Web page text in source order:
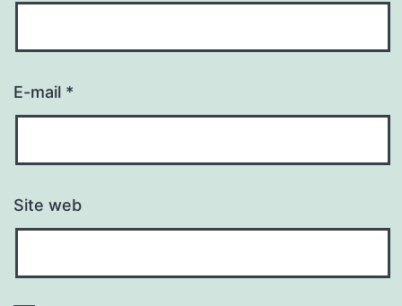
E-mail *
Site web